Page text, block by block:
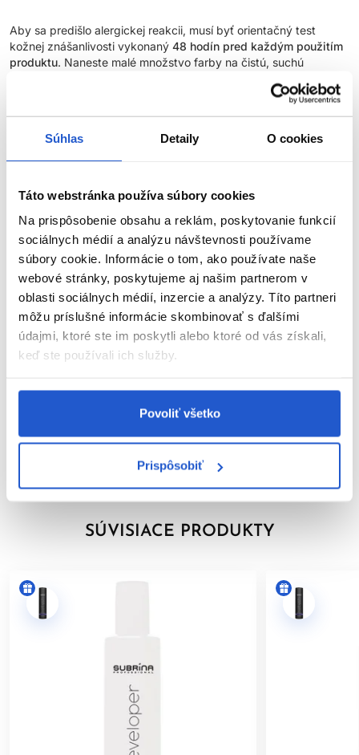
Súhlas Detaily O cookies
Táto webstránka používa súbory cookies
Na prispôsobenie obsahu a reklám, poskytovanie funkcií
sociálnych médií a analýzu návštevnosti používame
súbory cookie. Informácie o tom, ako používate naše
webové stránky, poskytujeme aj našim partnerom v
oblasti sociálnych médií, inzercie a analýzy. Títo partneri
môžu príslušné informácie skombinovať s ďalšími
údajmi, ktoré ste im poskytli alebo ktoré od vás získali,
keď ste používali ich služby.
Povoliť všetko
Prispôsobiť
Aby sa predišlo alergickej reakcii, musí byť orientačný test
kožnej znášanlivosti vykonaný 48 hodín pred každým použitím
produktu. Naneste malé množstvo farby na čistú, suchú
pôsobiť. Ak sa počas testu alebo do 48 hodín objaví
NEFARBIŤ VLASY, AK:
máte vyrážky, citlivú, podráždenú alebo poškodenú
pokožku hlavy,
ste v minulosti zaznamenali alergickú reakciu na farbenie
vlasov,
ste už mali alergickú reakciu na dočasné tetovanie čiernou
henou.
BEZPEČNOSTNÉ OPATRENIA:
Zabráňte kontaktu s očami. Pri zasiahnutí očí ich okamžite
Používajte vhodné ochranné rukavice.
Uchovávajte mimo dosahu detí.
Výrobok je určený len naprofesionálne použitie v
Po aplikácii vlasy dôkladne opláchnite.
Dodržiavanie uvedených pokynov pomáha minimalizovať riziko
ZOBRAZIŤ VIAC
SÚVISIACE PRODUKTY